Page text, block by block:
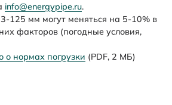
info@energypipe.ru.
125 мм могут меняться на 5-10% в
факторов (погодные условия,
нормах погрузки (PDF, 2 МБ)